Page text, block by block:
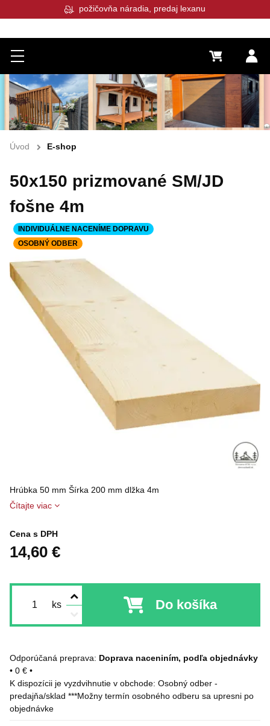
Menu 0 €
požičovňa náradia, predaj lexanu
Úvod E-shop
50x150 prizmované SM/JD
fošne 4m
Hrúbka 50 mm Šírka 200 mm dlžka 4m
Čítajte viac
INDIVIDUÁLNE NACENÍME DOPRAVU
OSOBNÝ ODBER
Cena s DPH
14,60 €
ks Do košíka
Doprava naceniním, podľa objednávky
• 0 € •
Osobný odber -
predajňa/sklad ***Možny termín osobného odberu sa upresni po
objednávke